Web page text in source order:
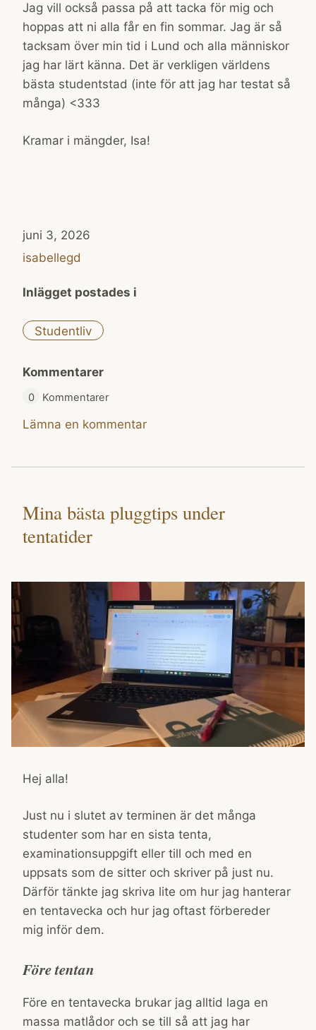
Jag vill också passa på att tacka för mig och
hoppas att ni alla får en fin sommar. Jag är så
tacksam över min tid i Lund och alla människor
jag har lärt känna. Det är verkligen världens
bästa studentstad (inte för att jag har testat så
många) <333
Kramar i mängder, Isa!
juni 3, 2026
isabellegd
Inlägget postades i
Studentliv
Kommentarer
0 Kommentarer
Lämna en kommentar
Mina bästa pluggtips under
tentatider
Hej alla!
Just nu i slutet av terminen är det många
studenter som har en sista tenta,
examinationsuppgift eller till och med en
uppsats som de sitter och skriver på just nu.
Därför tänkte jag skriva lite om hur jag hanterar
en tentavecka och hur jag oftast förbereder
mig inför dem.
Före tentan
Före en tentavecka brukar jag alltid laga en
massa matlådor och se till så att jag har